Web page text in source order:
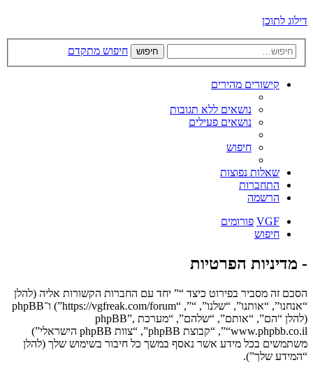
דילוג לתוכן
חיפוש חיפוש מתקדם
קישורים מהירים
נושאים ללא תגובות
נושאים פעילים
חיפוש
שאלות נפוצות
התחברות
הרשמה
VGF פורומים
חיפוש
- מדיניות הפרטיות
הסכם זה מסביר בפירוט כיצד “” יחד עם החברות הקשורות אליה (להלן
“אנחנו”, “אותנו”, “שלנו”, “”, “https://vgfreak.com/forum”) ו־phpBB
(להלן “הם”, “אותם”, “שלהם”, “מערכת phpBB”,
“www.phpbb.co.il”, “קבוצת phpBB”, “צוות phpBB הישראלי”)
משתמשים בכל מידע אשר נאסף במשך כל חיבור בשימוש שלך (להלן
“המידע שלך”).